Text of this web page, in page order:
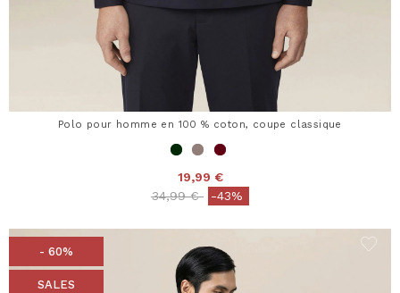
Polo pour homme en 100 % coton, coupe classique
19,99 €
Price reduced from
34,99 €to-43%
- 60%
SALES